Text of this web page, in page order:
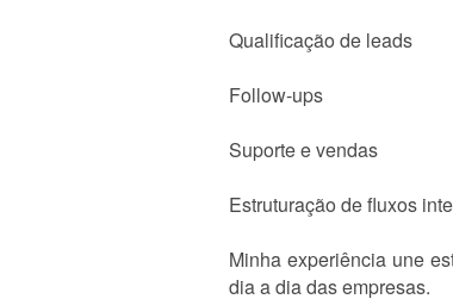
Qualificação de leads
Follow-ups
Suporte e vendas
Estruturação de fluxos
Minha experiência une
dia a dia das empresas.